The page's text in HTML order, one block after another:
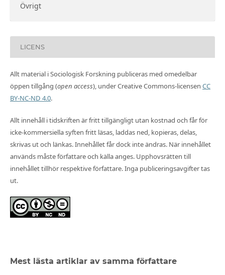
Övrigt
LICENS
Allt material i Sociologisk Forskning publiceras med omedelbar
öppen tillgång (open access), under Creative Commons-licensen CC
BY-NC-ND 4.0.
Allt innehåll i tidskriften är fritt tillgängligt utan kostnad och får för
icke-kommersiella syften fritt läsas, laddas ned, kopieras, delas,
skrivas ut och länkas. Innehållet får dock inte ändras. När innehållet
används måste författare och källa anges. Upphovsrätten till
innehållet tillhör respektive författare. Inga publiceringsavgifter tas
ut.
Mest lästa artiklar av samma författare